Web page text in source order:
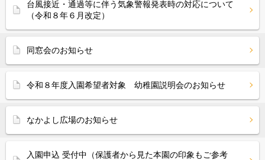
台風接近・通過等に伴う気象警報発表時の対応について
（令和８年６月改定）
同窓会のお知らせ
令和８年度入園希望者対象 幼稚園説明会のお知らせ
なかよし広場のお知らせ
入園申込 受付中（保護者から見た本園の印象もご参考